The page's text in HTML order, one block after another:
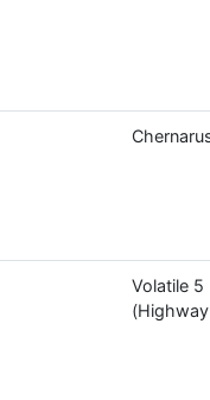
Volatile 5